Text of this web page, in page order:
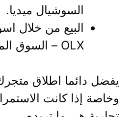
السوشيال ميديا.
البيع من خلال
OLX – السوق المفتوح.
يفضل دائما اطلاق
وخاصة إذا كانت